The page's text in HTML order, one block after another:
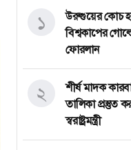
উরুগুয়ের কোচ
বিশ্বকাপের
ফোরলান
১
শীর্ষ মাদক
তালিকা প্রস্তুত
স্বরাষ্ট্রমন্ত্রী
২